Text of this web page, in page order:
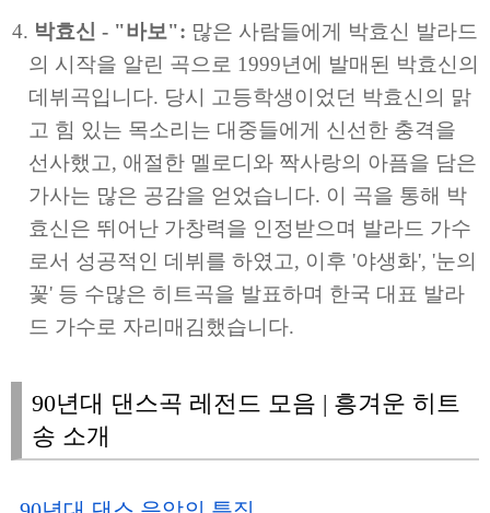
박효신 - "바보": 많은 사람들에게 박효신 발라드
의 시작을 알린 곡으로 1999년에 발매된 박효신의
데뷔곡입니다. 당시 고등학생이었던 박효신의 맑
고 힘 있는 목소리는 대중들에게 신선한 충격을
선사했고, 애절한 멜로디와 짝사랑의 아픔을 담은
가사는 많은 공감을 얻었습니다. 이 곡을 통해 박
효신은 뛰어난 가창력을 인정받으며 발라드 가수
로서 성공적인 데뷔를 하였고, 이후 '야생화', '눈의
꽃' 등 수많은 히트곡을 발표하며 한국 대표 발라
드 가수로 자리매김했습니다.
90년대 댄스곡 레전드 모음 | 흥겨운 히트
송 소개